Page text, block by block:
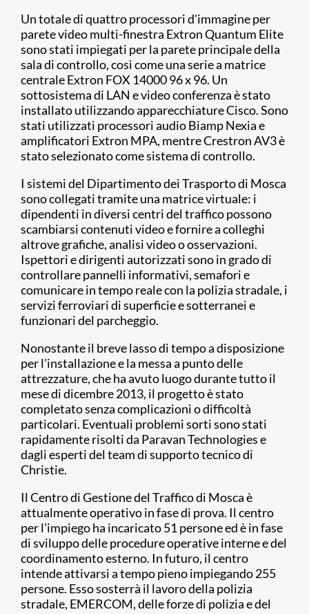
Un totale di quattro processori d'immagine per
parete video multi-finestra Extron Quantum Elite
sono stati impiegati per la parete principale della
sala di controllo, così come una serie a matrice
centrale Extron FOX 14000 96 x 96. Un
sottosistema di LAN e video conferenza è stato
installato utilizzando apparecchiature Cisco. Sono
stati utilizzati processori audio Biamp Nexia e
amplificatori Extron MPA, mentre Crestron AV3 è
stato selezionato come sistema di controllo.
I sistemi del Dipartimento dei Trasporto di Mosca
sono collegati tramite una matrice virtuale: i
dipendenti in diversi centri del traffico possono
scambiarsi contenuti video e fornire a colleghi
altrove grafiche, analisi video o osservazioni.
Ispettori e dirigenti autorizzati sono in grado di
controllare pannelli informativi, semafori e
comunicare in tempo reale con la polizia stradale, i
servizi ferroviari di superficie e sotterranei e
funzionari del parcheggio.
Nonostante il breve lasso di tempo a disposizione
per l'installazione e la messa a punto delle
attrezzature, che ha avuto luogo durante tutto il
mese di dicembre 2013, il progetto è stato
completato senza complicazioni o difficoltà
particolari. Eventuali problemi sorti sono stati
rapidamente risolti da Paravan Technologies e
dagli esperti del team di supporto tecnico di
Christie.
Il Centro di Gestione del Traffico di Mosca è
attualmente operativo in fase di prova. Il centro
per l'impiego ha incaricato 51 persone ed è in fase
di sviluppo delle procedure operative interne e del
coordinamento esterno. In futuro, il centro
intende attivarsi a tempo pieno impiegando 255
persone. Esso sosterrà il lavoro della polizia
stradale, EMERCOM, delle forze di polizia e del